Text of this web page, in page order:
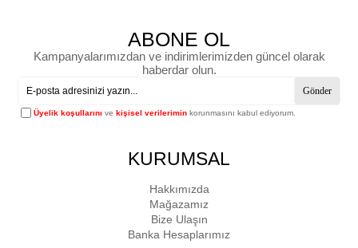
ABONE OL
Kampanyalarımızdan ve indirimlerimizden güncel olarak
haberdar olun.
Gönder
Üyelik koşullarını vekişisel verilerimin korunmasını kabul ediyorum.
KURUMSAL
Hakkımızda
Mağazamız
Bize Ulaşın
Banka Hesaplarımız